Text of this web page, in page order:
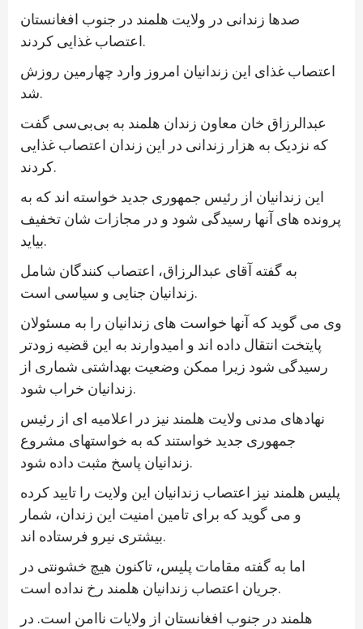
صدها زندانی در ولایت هلمند در جنوب افغانستان
اعتصاب غذایی کردند.
اعتصاب غذای این زندانیان امروز وارد چهارمین روزش
شد.
عبدالرزاق خان معاون زندان هلمند به بی‌بی‌سی گفت
که نزدیک به هزار زندانی در این زندان اعتصاب غذایی
کردند.
این زندانیان از رئیس جمهوری جدید خواسته اند که به
پرونده های آنها رسیدگی شود و در مجازات شان تخفیف
بیاید.
به گفته آقای عبدالرزاق، اعتصاب کنندگان شامل
زندانیان جنایی و سیاسی است.
وی می گوید که آنها خواست های زندانیان را به مسئولان
پایتخت انتقال داده اند و امیدوارند به این قضیه زودتر
رسیدگی شود زیرا ممکن وضعیت بهداشتی شماری از
زندانیان خراب شود.
نهادهای مدنی ولایت هلمند نیز در اعلامیه ای از رئیس
جمهوری جدید خواستند که به خواستهای مشروع
زندانیان پاسخ مثبت داده شود.
پلیس هلمند نیز اعتصاب زندانیان این ولایت را تایید کرده
و می گوید که برای تامین امنیت این زندان، شمار
بیشتری نیرو فرستاده اند.
اما به گفته مقامات پلیس، تاکنون هیچ خشونتی در
جریان اعتصاب زندانیان هلمند رخ نداده است.
هلمند در جنوب افغانستان از ولایات ناامن است. در